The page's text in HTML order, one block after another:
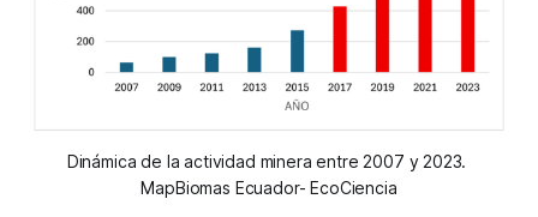
Dinámica de la actividad minera entre 2007 y 2023.
MapBiomas Ecuador- EcoCiencia